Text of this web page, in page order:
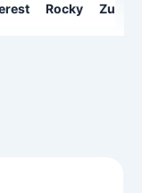
Rocky Zuma